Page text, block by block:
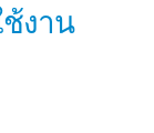
งาน